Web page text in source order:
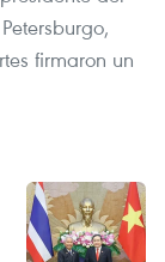
firmaron un